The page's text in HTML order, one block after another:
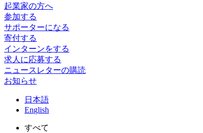
起業家の方へ
参加する
サポーターになる
寄付する
インターンをする
求人に応募する
ニュースレターの購読
お知らせ
日 本語
English
すべて